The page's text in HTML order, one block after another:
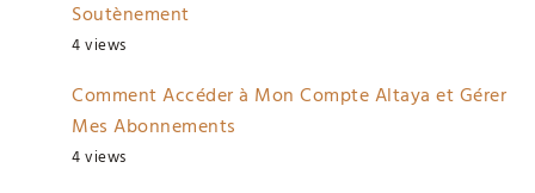
Soutènement
4 views
Comment Accéder à Mon Compte Altaya et Gérer
Mes Abonnements
4 views